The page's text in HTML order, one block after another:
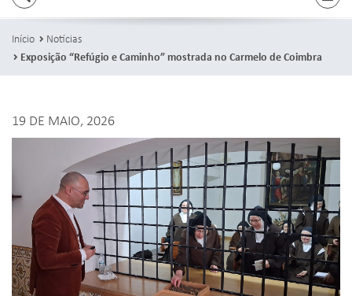
PESQUISAR
Início
Notícias
Exposição “Refúgio e Caminho” mostrada no Carmelo de Coimbra
19 DE MAIO, 2026